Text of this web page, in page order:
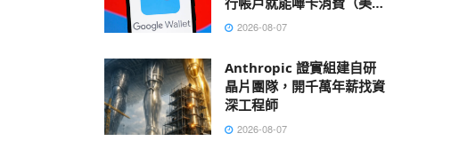
先行）
2026-08-07
Anthropic 證實組建自研
晶片團隊，開千萬年薪找資
深工程師
2026-08-07